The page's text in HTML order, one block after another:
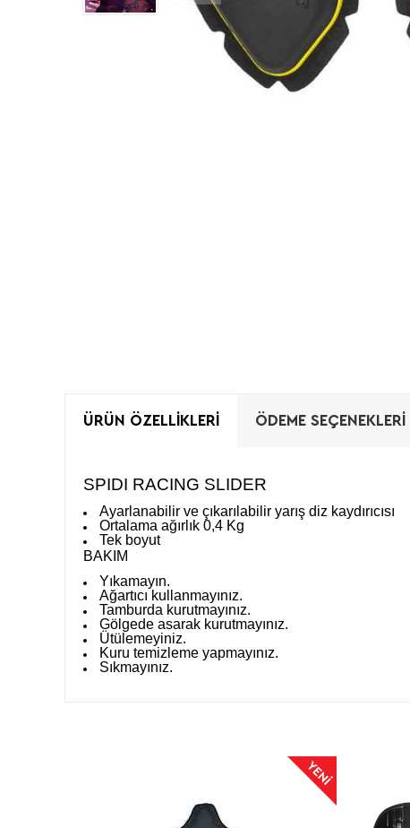
ÜRÜN ÖZELLIKLERI ÖDEME SEÇENEKLERI
SPIDI RACING SLIDER
Ayarlanabilir ve çıkarılabilir yarış diz kaydırıcısı
Ortalama ağırlık 0,4 Kg
Tek boyut
BAKIM
Yıkamayın.
Ağartıcı kullanmayınız.
Tamburda kurutmayınız.
Gölgede asarak kurutmayınız.
Ütülemeyiniz.
Kuru temizleme yapmayınız.
Sıkmayınız.